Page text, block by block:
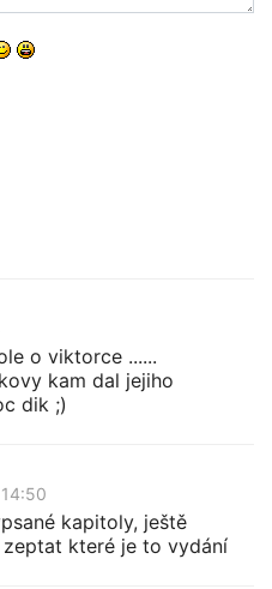
o viktorce ......
kam dal jejiho
dik ;)
kapitoly, ještě
které je to vydání